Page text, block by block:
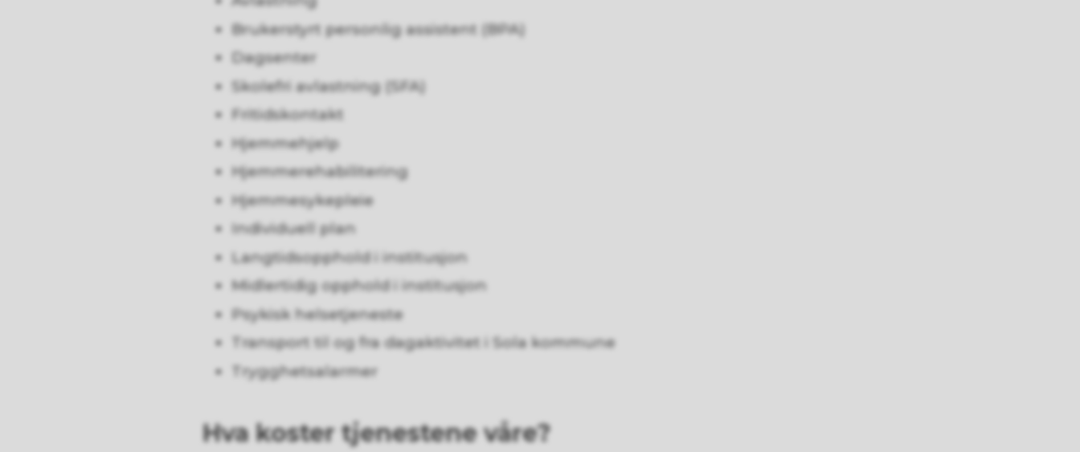
Brukerstyrt personlig assistent (BPA)
Dagsenter
Skolefri avlastning (SFA)
Fritidskontakt
Hjemmehjelp
Hjemmerehabilitering
Hjemmesykepleie
Individuell plan
Langtidsopphold i institusjon
Midlertidig opphold i institusjon
Psykisk helsetjeneste
Transport til og fra dagaktivitet i Sola kommune
Trygghetsalarmer
Hva koster tjenestene våre?